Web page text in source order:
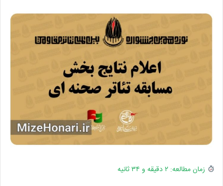
زمان مطالعه: ۲ دقیقه و ۳۴ ثانیه